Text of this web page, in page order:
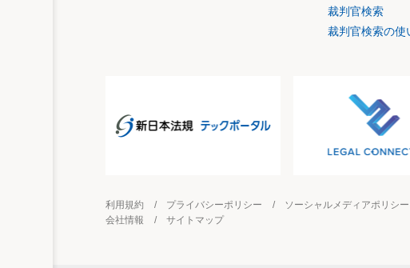
裁判官検索
裁判官検索の使
利用規約 プライバシーポリシー ソーシャルメディアポリシー
会社情報
サイトマップ